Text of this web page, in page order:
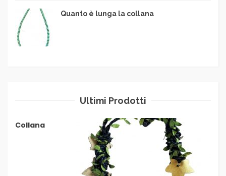
Quanto è lunga la collana
Ultimi Prodotti
Collana